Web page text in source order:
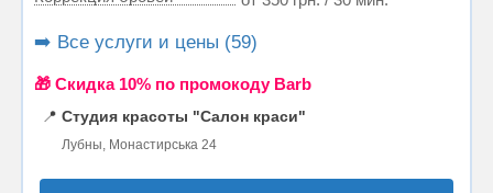
➡️ Все услуги и цены (59)
🎁 Cкидка 10% по промокоду Barb
📍 Студия красоты "Салон краси"
Лубны, Монастирська 24